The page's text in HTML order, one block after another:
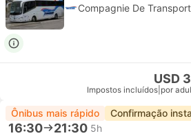
Compagnie De
USD
Impostos incluídos por
Ônibus mais rápido Confirmação
16:30 21:30 5h